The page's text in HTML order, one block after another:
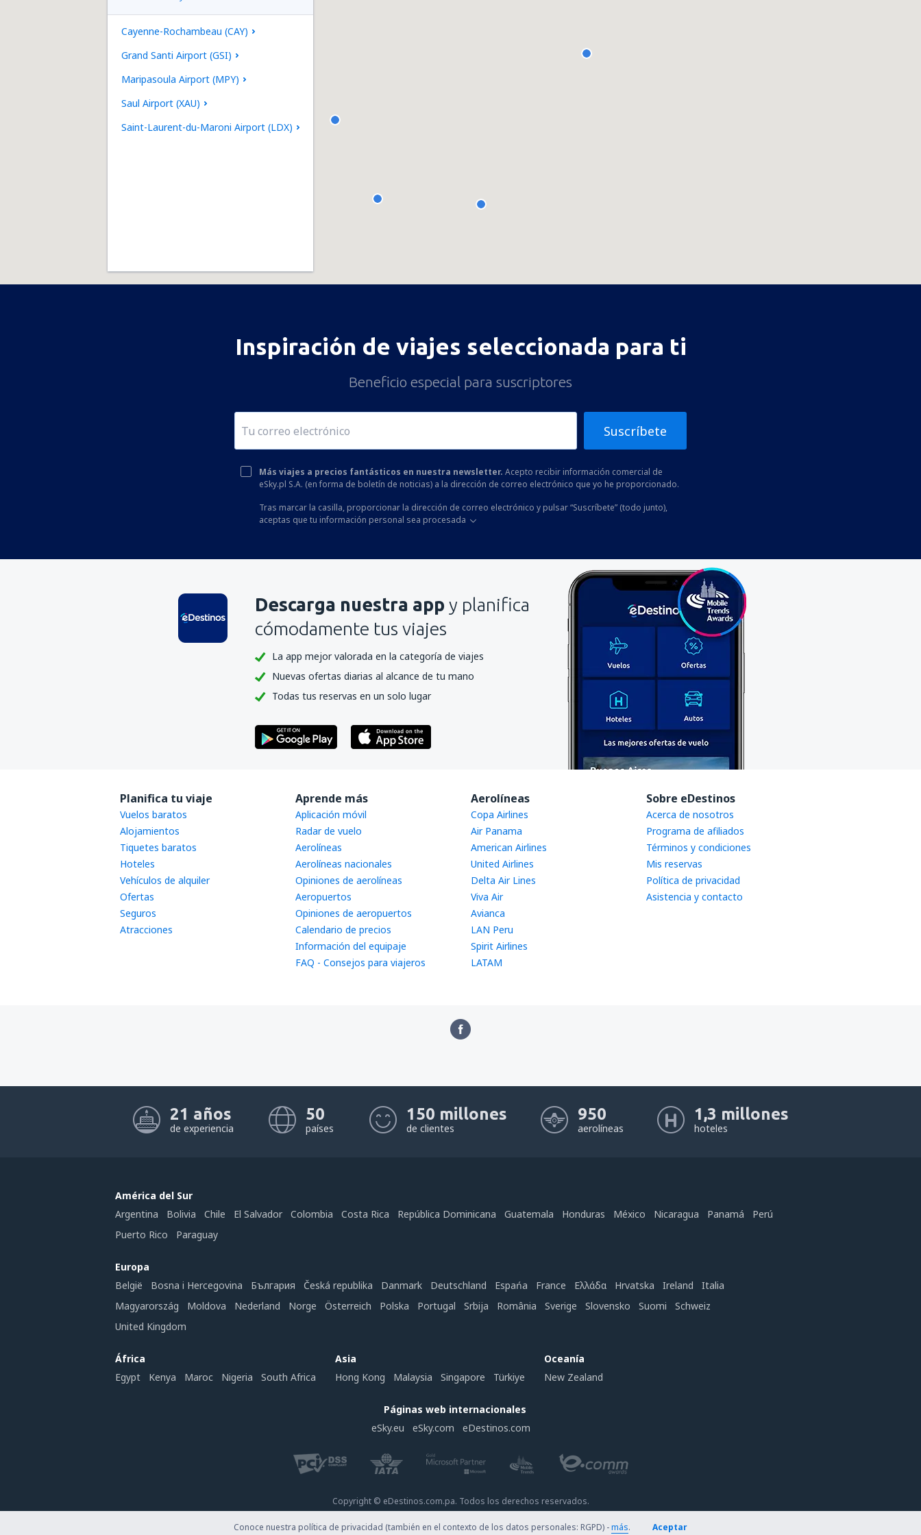
Cayenne-Rochambeau (CAY)
Grand Santi Airport (GSI)
Maripasoula Airport (MPY)
Saul Airport (XAU)
Saint-Laurent-du-Maroni Airport (LDX)
Inspiración de viajes seleccionada para ti
Beneficio especial para suscriptores
Suscríbete
Más viajes a precios fantásticos en nuestra newsletter. Acepto recibir información comercial de
eSky.pl S.A. (en forma de boletín de noticias) a la dirección de correo electrónico que yo he proporcionado.
Tras marcar la casilla, proporcionar la dirección de correo electrónico y pulsar “Suscríbete” (todo junto),
aceptas que tu información personal sea procesada
Descarga nuestra app y planifica
cómodamente tus viajes
La app mejor valorada en la categoría de viajes
Nuevas ofertas diarias al alcance de tu mano
Todas tus reservas en un solo lugar
Planifica tu viaje
Vuelos baratos
Alojamientos
Tiquetes baratos
Hoteles
Vehículos de alquiler
Ofertas
Seguros
Atracciones
Aprende más
Aplicación móvil
Radar de vuelo
Aerolíneas
Aerolíneas nacionales
Opiniones de aerolíneas
Aeropuertos
Opiniones de aeropuertos
Calendario de precios
Información del equipaje
FAQ - Consejos para viajeros
Aerolíneas
Copa Airlines
Air Panama
American Airlines
United Airlines
Delta Air Lines
Viva Air
Avianca
LAN Peru
Spirit Airlines
LATAM
Sobre eDestinos
Acerca de nosotros
Programa de afiliados
Términos y condiciones
Mis reservas
Política de privacidad
Asistencia y contacto
21 años
de experiencia
50
países
150 millones
de clientes
950
aerolíneas
1,3 millones
hoteles
América del Sur
Argentina
Bolivia Chile El Salvador Colombia Costa Rica República Dominicana Guatemala Honduras México Nicaragua Panamá
Perú
Puerto Rico
Paraguay
Europa
België
Bosna i Hercegovina България Česká republika Danmark Deutschland Espańa France Ελλάδα Hrvatska Ireland
Italia
Magyarország
Moldova Nederland Norge Österreich Polska Portugal Srbija România Sverige Slovensko Suomi
Schweiz
United Kingdom
África
Egypt
Kenya Maroc Nigeria South Africa
Asia
Hong Kong
Malaysia Singapore Türkiye
Oceanía
New Zealand
Páginas web internacionales
eSky.eu
eSky.com eDestinos.com
Copyright © eDestinos.com.pa. Todos los derechos reservados.
Conoce nuestra política de privacidad (también en el contexto de los datos personales: RGPD) -más. Aceptar